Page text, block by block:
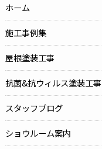
ホーム
施工事例集
屋根塗装工事
抗菌&抗ウィルス塗装工事
スタッフブログ
ショウルーム案内